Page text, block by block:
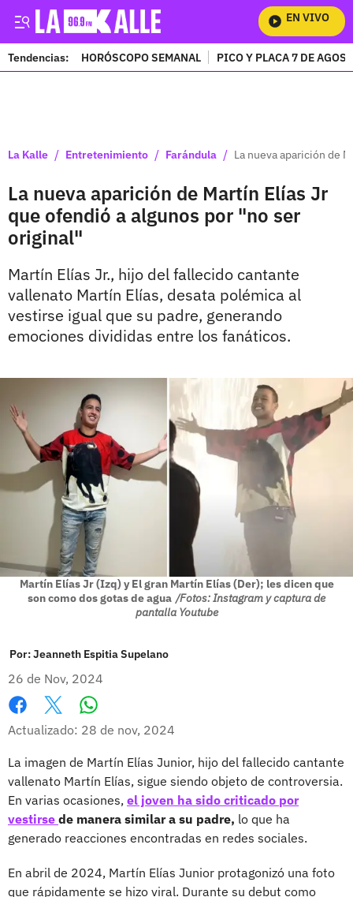
EN VIVO
Tendencias: HORÓSCOPO SEMANAL PICO Y PLACA 7 DE
La Kalle / Entretenimiento / Farándula / La nueva aparición de
La nueva aparición de Martín Elías Jr
que ofendió a algunos por "no ser
original"
Martín Elías Jr., hijo del fallecido cantante
vallenato Martín Elías, desata polémica al
vestirse igual que su padre, generando
emociones divididas entre los fanáticos.
Martín Elías Jr (Izq) y El gran Martín Elías (Der); les dicen que
son como dos gotas de agua /Fotos: Instagram y captura de
pantalla Youtube
Por:Jeanneth Espitia Supelano
26 de Nov, 2024
Facebook
X
Actualizado: 28 de nov, 2024
La imagen de Martín Elías Junior, hijo del fallecido cantante
vallenato Martín Elías, sigue siendo objeto de controversia.
En varias ocasiones, el joven ha sido criticado por
vestirse de manera similar a su padre, lo que ha
generado reacciones encontradas en redes sociales.
En abril de 2024, Martín Elías Junior protagonizó una foto
que rápidamente se hizo viral. Durante su debut como